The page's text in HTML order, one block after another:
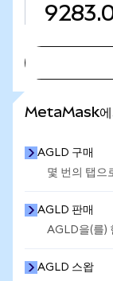
MetaMask에
AGLD 구매
몇 번의 탭으
AGLD 판매
AGLD을(를)
AGLD 스왑